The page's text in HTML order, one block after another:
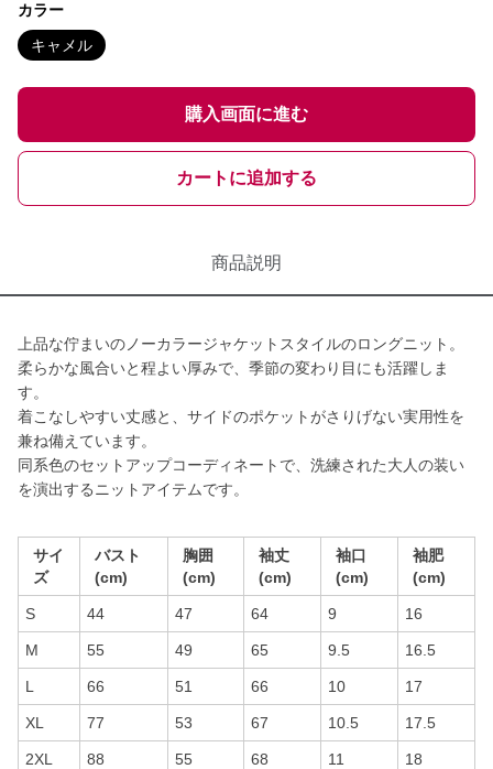
カラー
キャメル
購入画面に進む
カートに追加する
商品説明
上品な佇まいのノーカラージャケットスタイルのロングニット。
柔らかな風合いと程よい厚みで、季節の変わり目にも活躍しま
す。
着こなしやすい丈感と、サイドのポケットがさりげない実用性を
兼ね備えています。
同系色のセットアップコーディネートで、洗練された大人の装い
を演出するニットアイテムです。
サイ
ズ
バスト
(cm)
胸囲
(cm)
袖丈
(cm)
袖口
(cm)
袖肥
(cm)
S 44 47 64 9 16
M 55 49 65 9.5 16.5
L 66 51 66 10 17
XL 77 53 67 10.5 17.5
2XL 88 55 68 11 18